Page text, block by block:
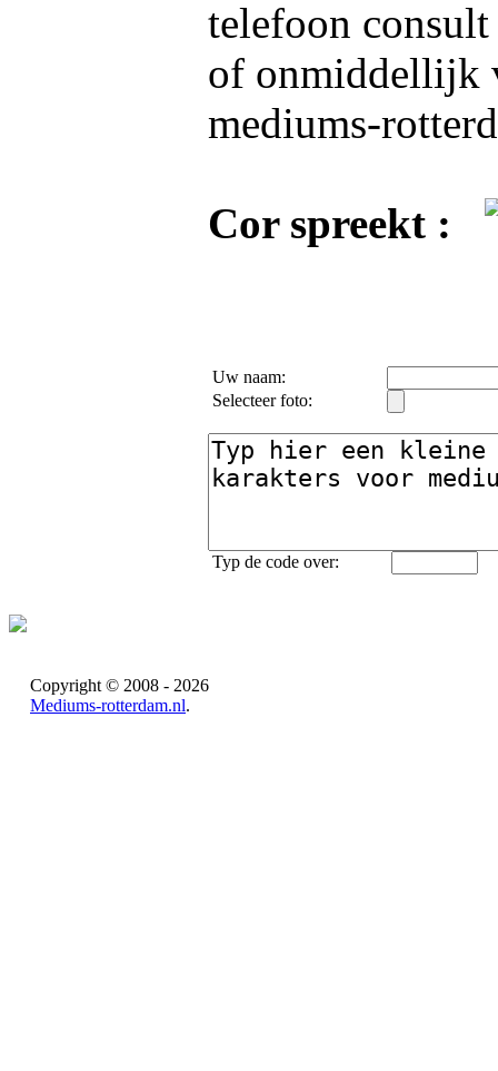
telefoon
of onmiddellijk
mediums-
Cor spreekt :
Uw naam:
Selecteer foto:
Typ de code over:
Copyright © 2008 - 2026
Mediums-rotterdam.nl.